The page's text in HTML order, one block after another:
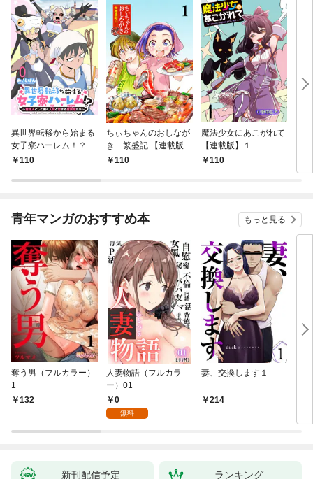
異世界転移から始まる
女子寮ハーレム！？ ～
管理人として働く人間
【連載版】０
110
ちぃちゃんのおしなが
き 繁盛記 【連載版】
１110
魔法少女にあこがれて
【連載版】１
110
青年マンガのおすすめ本 もっと見る
奪う男（フルカラー）
1
132
人妻物語（フルカラ
ー）01
0
無料
妻、交換します１
214
な
新刊配信予定 ランキング